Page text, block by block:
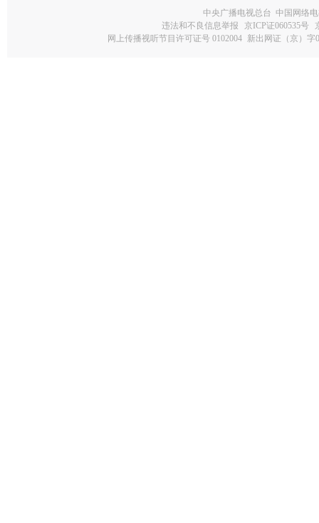
中央广播电视总台 中国网络
违法和不良信息举报
京ICP证060535号
网上传播视听节目许可证号 0102004 新出网证（京）